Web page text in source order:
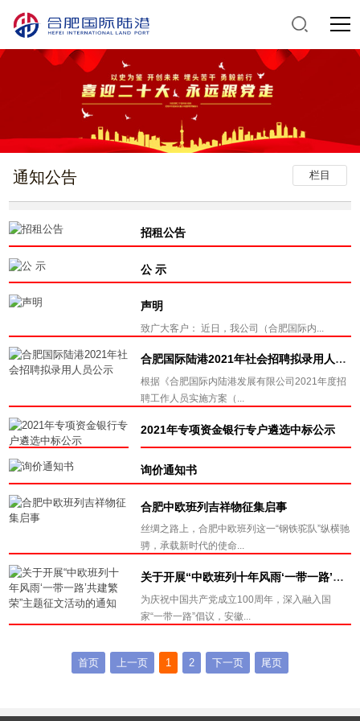
栏目
通知公告
招租公告
公 示
声明
致广大客户： 近日，我公司（合肥国际内...
合肥国际陆港2021年社会招聘拟录用人员公示
根据《合肥国际内陆港发展有限公司2021年度招
聘工作人员实施方案（...
2021年专项资金银行专户遴选中标公示
询价通知书
合肥中欧班列吉祥物征集启事
丝绸之路上，合肥中欧班列这一“钢铁驼队”纵横驰
骋，承载新时代的使命...
关于开展“中欧班列十年风雨‘一带一路’共建繁荣”主题征文活动的通知
为庆祝中国共产党成立100周年，深入融入国
家“一带一路”倡议，安徽...
首页 上一页 1 2 下一页 尾页